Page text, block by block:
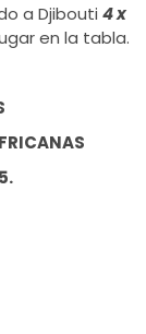
a Djibouti4 x
en la tabla.